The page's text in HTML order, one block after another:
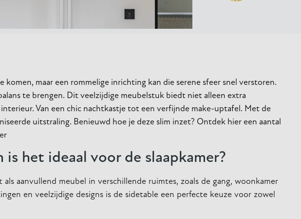
maar een rommelige inrichting kan die serene sfeer snel verstoren.
te brengen. Dit veelzijdige meubelstuk biedt niet alleen extra
Van een chic nachtkastje tot een verfijnde make-uptafel. Met de
uitstraling. Benieuwd hoe je deze slim inzet? Ontdek hier een aantal
het ideaal voor de slaapkamer?
aanvullend meubel in verschillende ruimtes, zoals de gang, woonkamer
en veelzijdige designs is de sidetable een perfecte keuze voor zowel